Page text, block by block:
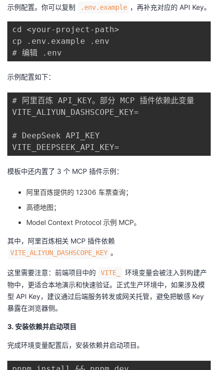
示例配置。你可以复制 .env.example ，再补充对应的 API Key。
cd <your-project-path>
cp .env.example .env
示例配置如下：
# 阿里百炼 API_KEY。部分 MCP 插件依赖此变量
VITE_ALIYUN_DASHSCOPE_KEY=
# DeepSeek API_KEY
模板中还内置了 3 个 MCP 插件示例：
阿里百炼提供的 12306 车票查询；
高德地图；
Model Context Protocol 示例 MCP。
其中，阿里百炼相关 MCP 插件依赖
VITE_ALIYUN_DASHSCOPE_KEY 。
这里需要注意：前端项目中的 VITE_
环境变量会被注入到构建产
物中，更适合本地演示和快速验证。正式生产环境中，如果涉及模
型 API Key，建议通过后端服务转发或网关托管，避免把敏感 Key
暴露在浏览器侧。
3. 安装依赖并启动项目
完成环境变量配置后，安装依赖并启动项目。